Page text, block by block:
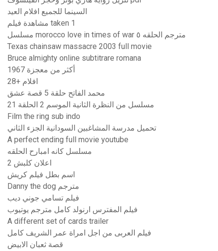
السينما للجميع افلام العيد
مشاهدة فيلم taken 1
مسلسل morocco love in times of war مترجم الحلقه ٥
Texas chainsaw massacre 2003 full movie
Bruce almighty online subtitrare romana
أكثر من معجزة 1967
افلام +28
محمد الفاتح حلقة 5 قصة عشق
مسلسل من النظرة الثانية الموسم 2 الحلقة 21
Film the ring sub indo
تحميل مدرسة المشاغبين السودانية الجزء الثاني
A perfect ending full movie youtube
مسلسل كانه امبارح الحلقه
اعلان كلبش 2
اسم بطل فيلم كريش
Danny the dog مترجم
فيلم تسامي جوني ديب
فيلم المفترس ارنولد كامل مترجم يوتيوب
A different set of cards trailer
فيلم العربى من اجل امراة عمر الشريف كامل
قصة ثعبان الابيض